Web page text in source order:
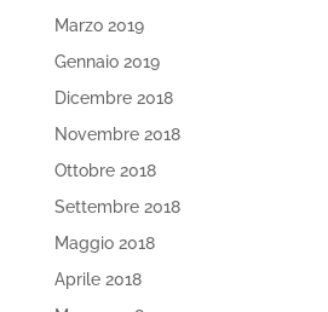
Marzo 2019
Gennaio 2019
Dicembre 2018
Novembre 2018
Ottobre 2018
Settembre 2018
Maggio 2018
Aprile 2018